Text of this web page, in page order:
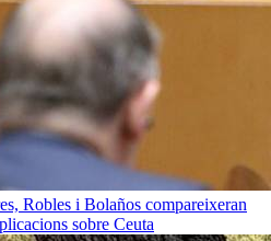
Robles i Bolaños compareixeran
sobre Ceuta